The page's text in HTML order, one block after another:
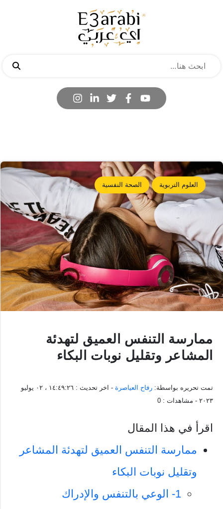
العلوم التربوية الصحة النفسية
ممارسة التنفس العميق لتهدئة
المشاعر وتقليل نوبات البكاء
تمت تحريره بواسطة: رفاح العياصرة - اخر تحديث :
١٤:٤٩:٢٦ ، ٠٢ يوليو
٢٠٢٣ - مشاهدات : 0
اقرأ في هذا المقال
ممارسة التنفس العميق لتهدئة المشاعر
وتقليل نوبات البكاء
1- الوعي بالتنفس والإدراك